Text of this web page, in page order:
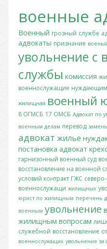
военные
Военный грозный службе
адвокаты признание
увольнение с
службы комиссия
военнослужащие
жилищная военный
8 ОГМСБ 17 ОМСБ Адвокат по
военным делам перевод
адвокат жилье
постановка адвокат
гарнизонный военный суд
восстановление на военной
условий контракт ГЖС
военнослужащи жилищных
юрист по жилищным перечень
военным увольнение
жилищным вопросам
служебной восстановление
военнослужащих увольнение за